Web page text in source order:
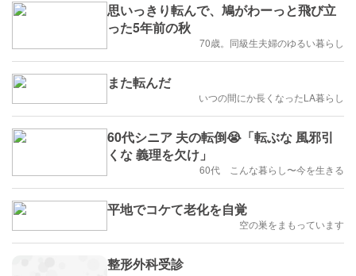
思いっきり転んで、鳩がわーっと飛び立
った5年前の秋
70歳。同級生夫婦のゆるい暮らし
また転んだ
いつの間にか長くなったLA暮らし
60代シニア 夫の転倒😭「転ぶな 風邪引
くな 義理を欠け」
60代 こんな暮らし〜今を生きる
平地でコケて老化を自覚
空の巣をまもっています
整形外科受診